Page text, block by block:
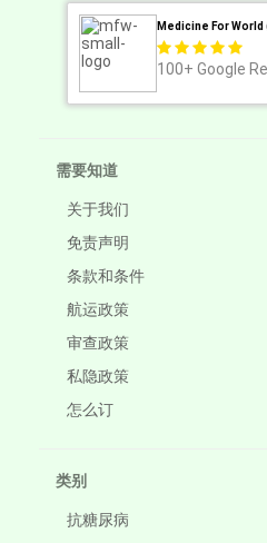
Medicine For World
100+ Google
需要知道
关于我们
免责声明
条款和条件
航运政策
审查政策
私隐政策
怎么订
类别
抗糖尿病